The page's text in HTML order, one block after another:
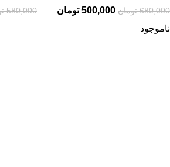
680,000 تومان 500,000 تومان 580,000
ناموجود